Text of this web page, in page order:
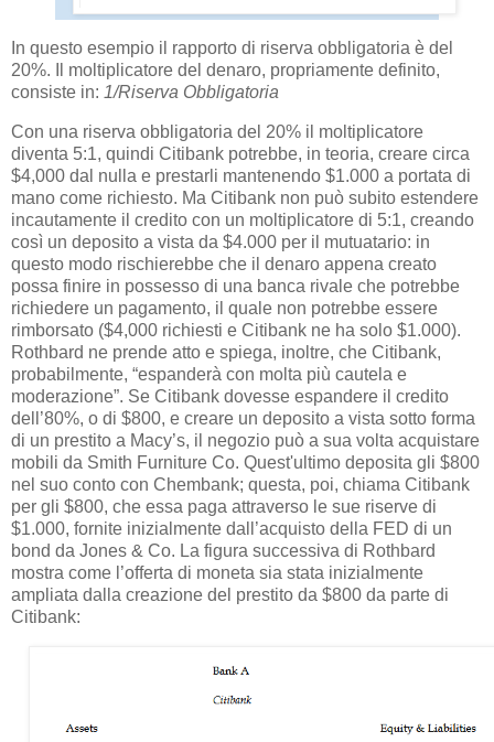
In questo esempio il rapporto di riserva obbligatoria è del
20%. Il moltiplicatore del denaro, propriamente definito,
consiste in: 1/Riserva Obbligatoria
Con una riserva obbligatoria del 20% il moltiplicatore
diventa 5:1, quindi Citibank potrebbe, in teoria, creare circa
$4,000 dal nulla e prestarli mantenendo $1.000 a portata di
mano come richiesto. Ma Citibank non può subito estendere
incautamente il credito con un moltiplicatore di 5:1, creando
così un deposito a vista da $4.000 per il mutuatario: in
questo modo rischierebbe che il denaro appena creato
possa finire in possesso di una banca rivale che potrebbe
richiedere un pagamento, il quale non potrebbe essere
rimborsato ($4,000 richiesti e Citibank ne ha solo $1.000).
Rothbard ne prende atto e spiega, inoltre, che Citibank,
probabilmente, “espanderà con molta più cautela e
moderazione”. Se Citibank dovesse espandere il credito
dell’80%, o di $800, e creare un deposito a vista sotto forma
di un prestito a Macy’s, il negozio può a sua volta acquistare
mobili da Smith Furniture Co. Quest'ultimo deposita gli $800
nel suo conto con Chembank; questa, poi, chiama Citibank
per gli $800, che essa paga attraverso le sue riserve di
$1.000, fornite inizialmente dall’acquisto della FED di un
bond da Jones & Co. La figura successiva di Rothbard
mostra come l’offerta di moneta sia stata inizialmente
ampliata dalla creazione del prestito da $800 da parte di
Citibank: